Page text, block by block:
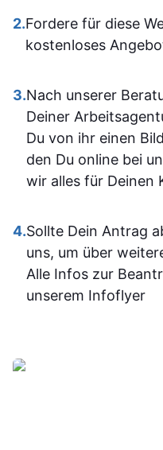
alle,
Sehr
2.Fordere für diese
kostenloses
3.Nach unserer
Deiner
Du von ihr einen
den Du online bei
wir alles für Deinen
4.Sollte Dein Antrag
uns, um über
Alle Infos zur
unserem Infoflyer